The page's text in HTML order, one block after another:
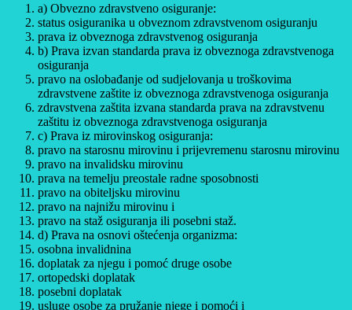
a) Obvezno zdravstveno osiguranje:
status osiguranika u obveznom zdravstvenom osiguranju
prava iz obveznoga zdravstvenog osiguranja
b) Prava izvan standarda prava iz obveznoga zdravstvenoga
osiguranja
pravo na oslobađanje od sudjelovanja u troškovima
zdravstvene zaštite iz obveznoga zdravstvenoga osiguranja
zdravstvena zaštita izvana standarda prava na zdravstvenu
zaštitu iz obveznoga zdravstvenoga osiguranja
c) Prava iz mirovinskog osiguranja:
pravo na starosnu mirovinu i prijevremenu starosnu mirovinu
pravo na invalidsku mirovinu
prava na temelju preostale radne sposobnosti
pravo na obiteljsku mirovinu
pravo na najnižu mirovinu i
pravo na staž osiguranja ili posebni staž.
d) Prava na osnovi oštećenja organizma:
osobna invalidnina
doplatak za njegu i pomoć druge osobe
ortopedski doplatak
posebni doplatak
usluge osobe za pružanje njege i pomoći i